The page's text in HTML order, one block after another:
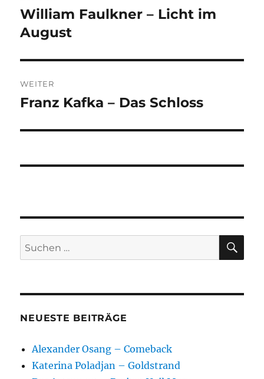
Vorheriger
Beitrag:
William Faulkner – Licht im
August
WEITER
Nächster
Franz Kafka – Das Schloss
Suchen
nach:
NEUESTE BEITRÄGE
Alexander Osang – Comeback
Katerina Poladjan – Goldstrand